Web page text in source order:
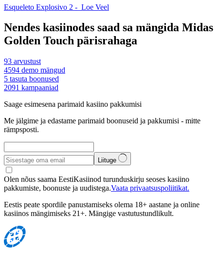
Esqueleto Explosivo 2 - Loe Veel
Nendes kasiinodes saad sa mängida Midas
Golden Touch pärisrahaga
93 arvustust
4594 demo mängud
5 tasuta boonused
2091 kampaaniad
Saage esimesena parimaid kasiino pakkumisi
Me jälgime ja edastame parimaid boonuseid ja pakkumisi - mitte
rämpsposti.
Liituge
Olen nõus saama EestiKasiinod turunduskirju seoses kasiino
pakkumiste, boonuste ja uudistega.Vaata privaatsuspoliitikat.
Eestis peate spordile panustamiseks olema 18+ aastane ja online
kasiinos mängimiseks 21+. Mängige vastutustundlikult.